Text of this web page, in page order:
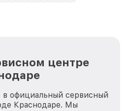
центре
в официальный сервисный
Краснодаре. Мы